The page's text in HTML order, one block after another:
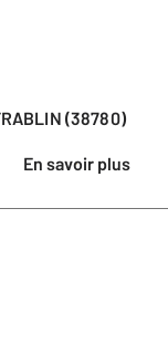
(38780)
En savoir plus